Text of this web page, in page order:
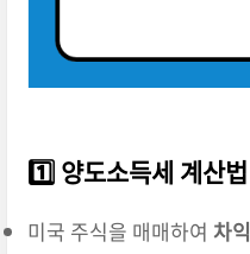
1️⃣ 양도소득세 계산법
미국 주식을 매매하여 차익